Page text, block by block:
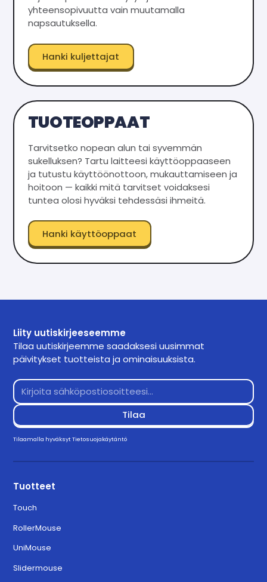
yhteensopivuutta vain muutamalla
napsautuksella.
Hanki kuljettajat
TUOTEOPPAAT
Tarvitsetko nopean alun tai syvemmän
sukelluksen? Tartu laitteesi käyttöoppaaseen
ja tutustu käyttöönottoon, mukauttamiseen ja
hoitoon — kaikki mitä tarvitset voidaksesi
tuntea olosi hyväksi tehdessäsi ihmeitä.
Hanki käyttöoppaat
Liity uutiskirjeeseemme
Tilaa uutiskirjeemme saadaksesi uusimmat
päivitykset tuotteista ja ominaisuuksista.
Tilaamalla hyväksytTietosuojakäytäntö
Tuotteet
Touch
RollerMouse
UniMouse
Slidermouse